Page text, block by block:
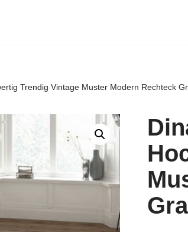
Trendig Vintage Muster Modern Rechteck